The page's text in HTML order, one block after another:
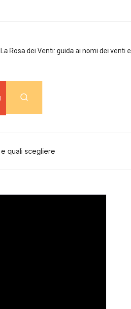
La Rosa dei Venti: guida ai nomi dei venti e
quali scegliere